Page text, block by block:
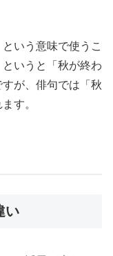
いう意味で使うこ
いうと「秋が終わ
が、俳句では「秋
す。
い